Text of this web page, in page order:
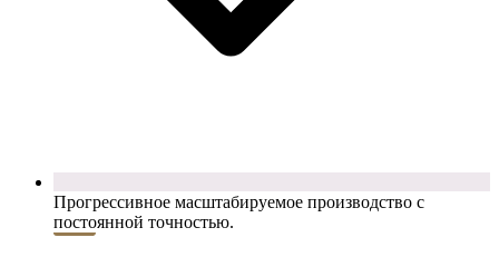
Прогрессивное масштабируемое производство с
постоянной точностью.